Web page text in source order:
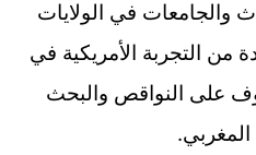
والجامعات في الولايات
من التجربة الأمريكية في
على النواقص والبحث
.